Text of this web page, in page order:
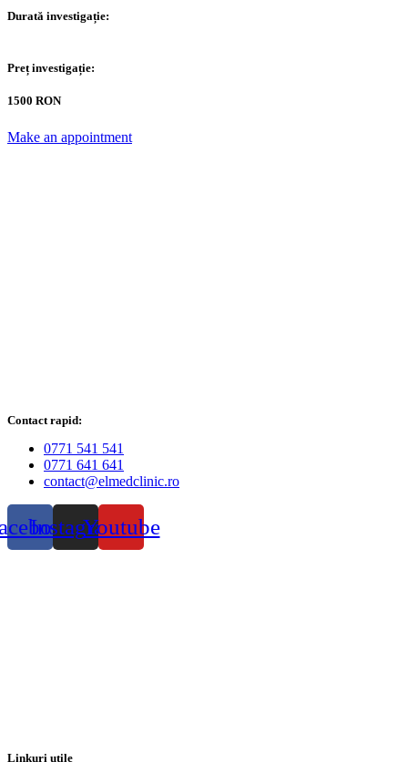
Durată investigație:
Preț investigație:
1500 RON
Make an appointment
Contact rapid:
0771 541 541
0771 641 641
contact@elmedclinic.ro
InstagramYoutube
Linkuri utile